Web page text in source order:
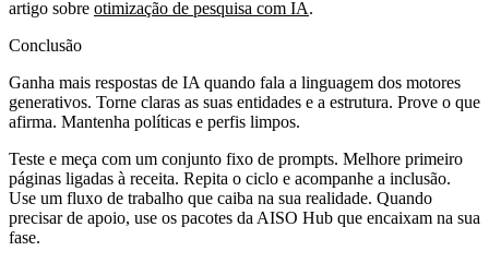
artigo sobre otimização de pesquisa com IA.
Conclusão
Ganha mais respostas de IA quando fala a linguagem dos motores
generativos. Torne claras as suas entidades e a estrutura. Prove o que
afirma. Mantenha políticas e perfis limpos.
Teste e meça com um conjunto fixo de prompts. Melhore primeiro
páginas ligadas à receita. Repita o ciclo e acompanhe a inclusão.
Use um fluxo de trabalho que caiba na sua realidade. Quando
precisar de apoio, use os pacotes da AISO Hub que encaixam na sua
fase.